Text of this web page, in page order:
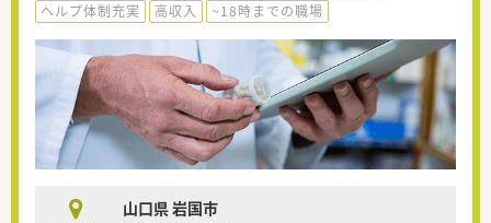
ヘルプ体制充実
高収入 ~18時までの職場
山口県 岩国市